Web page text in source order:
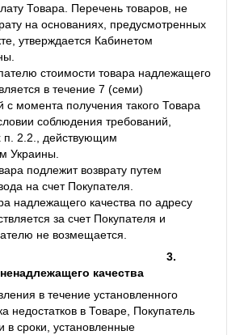
Товара. Перечень товаров, не
на основаниях, предусмотренных
утверждается Кабинетом
стоимости товара надлежащего
в течение 7 (семи)
с момента получения такого Товара
соблюдения требований,
п. 2.2., действующим
Украины.
подлежит возврату путем
на счет Покупателя.
надлежащего качества по адресу
за счет Покупателя и
не возмещается.
качества
в течение установленного
недостатков в Товаре, Покупатель
в сроки, установленные